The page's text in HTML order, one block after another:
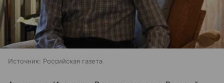
Источник: Российская газета